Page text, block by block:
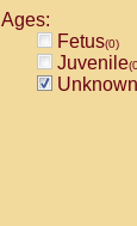
Ages:
Fetus(0)
Juvenile
Unknown